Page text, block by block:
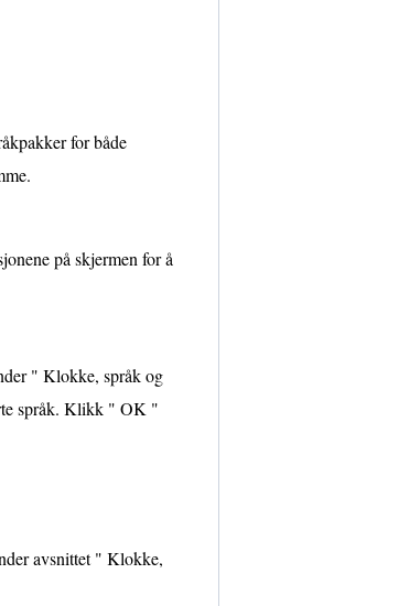
for både
på skjermen for å
" Klokke, språk og
språk. Klikk " OK "
avsnittet " Klokke,